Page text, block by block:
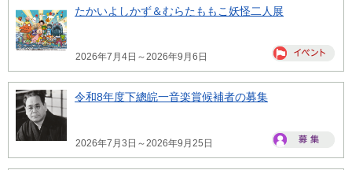
たかいよしかず＆むらたももこ妖怪二人展
2026年7月4日～2026年9月6日
令和8年度下總皖一音楽賞候補者の募集
2026年7月3日～2026年9月25日